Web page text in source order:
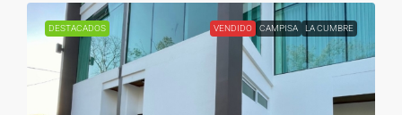
DESTACADOS VENDIDO CAMPISA LA CUMBRE